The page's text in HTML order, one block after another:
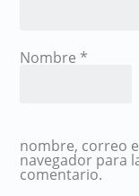
Nombre *
nombre, correo
navegador para
comentario.